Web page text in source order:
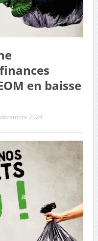
en baisse
2024